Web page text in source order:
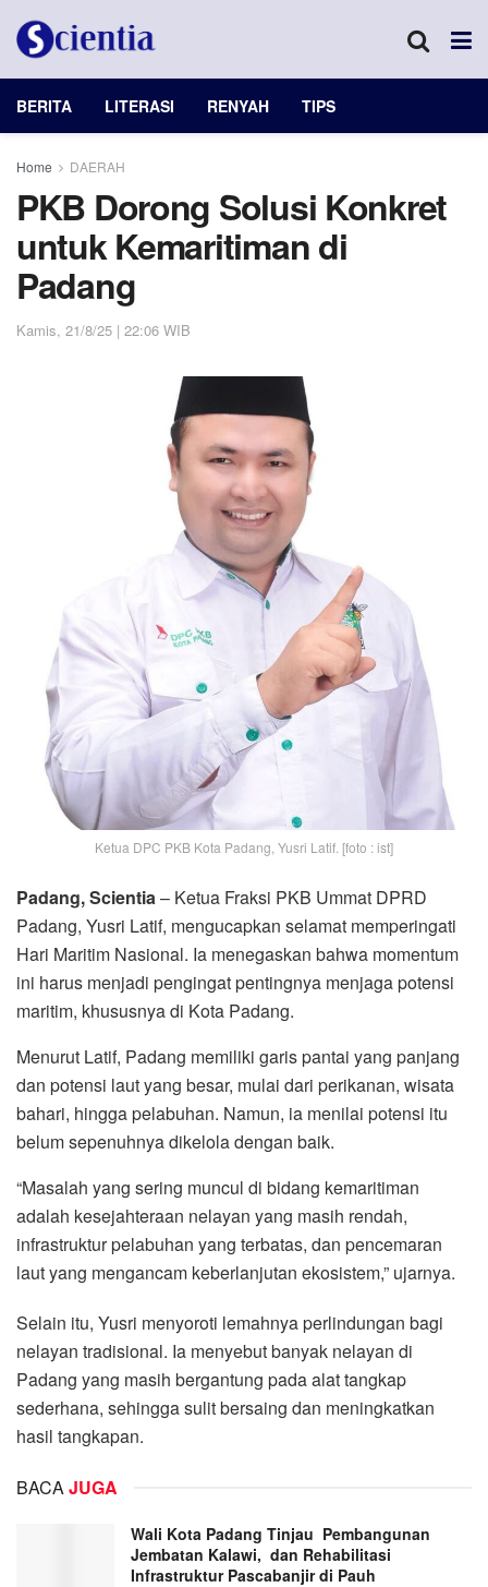
BERITA LITERASI RENYAH TIPS
Home DAERAH
PKB Dorong Solusi Konkret
untuk Kemaritiman di
Padang
Kamis, 21/8/25 | 22:06 WIB
Ketua DPC PKB Kota Padang, Yusri Latif. [foto : ist]
Padang, Scientia – Ketua Fraksi PKB Ummat DPRD
Padang, Yusri Latif, mengucapkan selamat memperingati
Hari Maritim Nasional. Ia menegaskan bahwa momentum
ini harus menjadi pengingat pentingnya menjaga potensi
maritim, khususnya di Kota Padang.
Menurut Latif, Padang memiliki garis pantai yang panjang
dan potensi laut yang besar, mulai dari perikanan, wisata
bahari, hingga pelabuhan. Namun, ia menilai potensi itu
belum sepenuhnya dikelola dengan baik.
“Masalah yang sering muncul di bidang kemaritiman
adalah kesejahteraan nelayan yang masih rendah,
infrastruktur pelabuhan yang terbatas, dan pencemaran
laut yang mengancam keberlanjutan ekosistem,” ujarnya.
Selain itu, Yusri menyoroti lemahnya perlindungan bagi
nelayan tradisional. Ia menyebut banyak nelayan di
Padang yang masih bergantung pada alat tangkap
sederhana, sehingga sulit bersaing dan meningkatkan
hasil tangkapan.
BACA JUGA
Wali Kota Padang Tinjau Pembangunan
Jembatan Kalawi, dan Rehabilitasi
Infrastruktur Pascabanjir di Pauh